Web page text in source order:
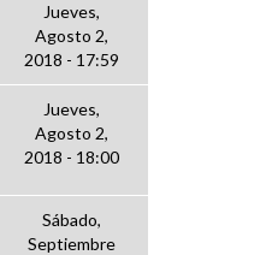
Jueves,
Agosto 2,
2018 - 17:59
Jueves,
Agosto 2,
2018 - 18:00
Sábado,
Septiembre